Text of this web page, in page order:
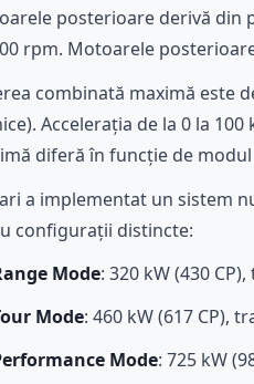
posterioare derivă din
rpm. Motoarele
combinată maximă este
Accelerația de la 0 la
diferă în funcție de
a implementat un sistem
configurații distincte:
Mode: 320 kW (430
Mode: 460 kW (617 CP),
Mode: 725 kW